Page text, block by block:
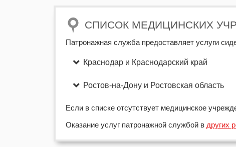
СПИСОК МЕДИЦИНСКИХ
Патронажная служба предоставляет услуги
Краснодар и Краснодарский край
Ростов-на-Дону и Ростовская область
Если в списке отсутствует медицинское
Оказание услуг патронажной службой в других